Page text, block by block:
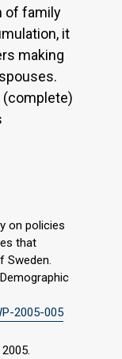
of family
it
making
(complete)
on policies
that
Sweden.
2005-005